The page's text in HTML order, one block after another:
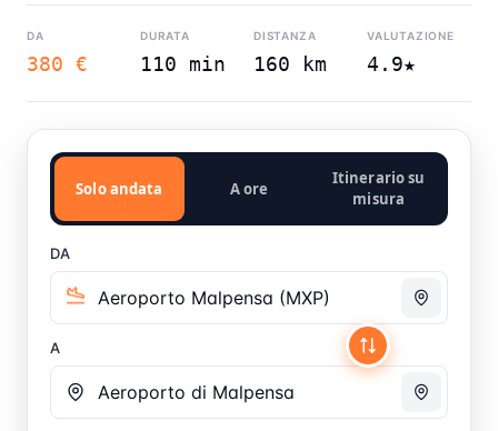
DA
380 €
DURATA
110 min
DISTANZA
160 km
VALUTAZIONE
4.9★
Solo andata A ore
Itinerario su
misura
DA
A